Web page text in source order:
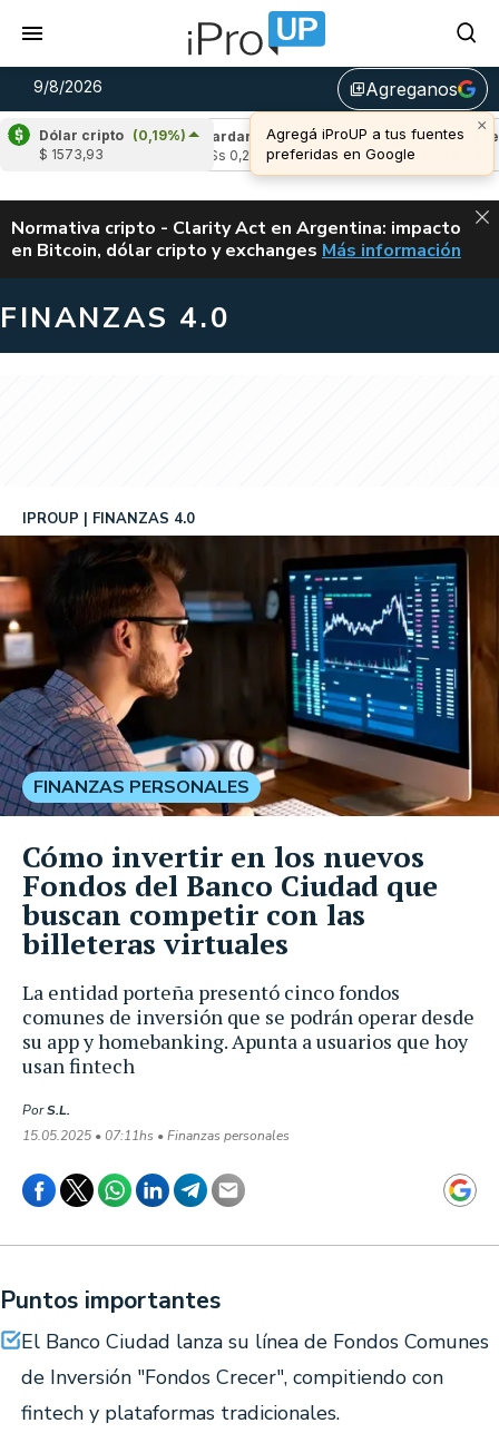
9/8/2026 library_addAgreganos
×
Agregá iProUP a tus fuentes
preferidas en Google
Dólar cripto (0,19%)
$ 1573,93
(0,01%)
Cardano (-0,02%)
u$s 0,20
Avalanche
(-
u$s 6,48
ALERTA
Normativa cripto - Clarity Act en Argentina: impacto
en Bitcoin, dólar cripto y exchanges CLARITY ACT EN
Más información
FINANZAS 4.0
La entidad porteña presentó cinco fondos
comunes de inversión que se podrán operar desde
su app y homebanking. Apunta a usuarios que hoy
usan fintech
IPROUP FINANZAS 4.0
PorS.L.
15.05.2025 • 07:11hs • Finanzas personales
FINANZAS PERSONALES
Cómo invertir en los nuevos
Fondos del Banco Ciudad que
buscan competir con las
billeteras virtuales
Puntos importantes
El Banco Ciudad lanza su línea de Fondos Comunes
de Inversión "Fondos Crecer", compitiendo con
fintech y plataformas tradicionales.